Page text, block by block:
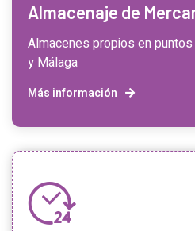
Almacenaje de
Almacenes propios en
y Málaga
Más información